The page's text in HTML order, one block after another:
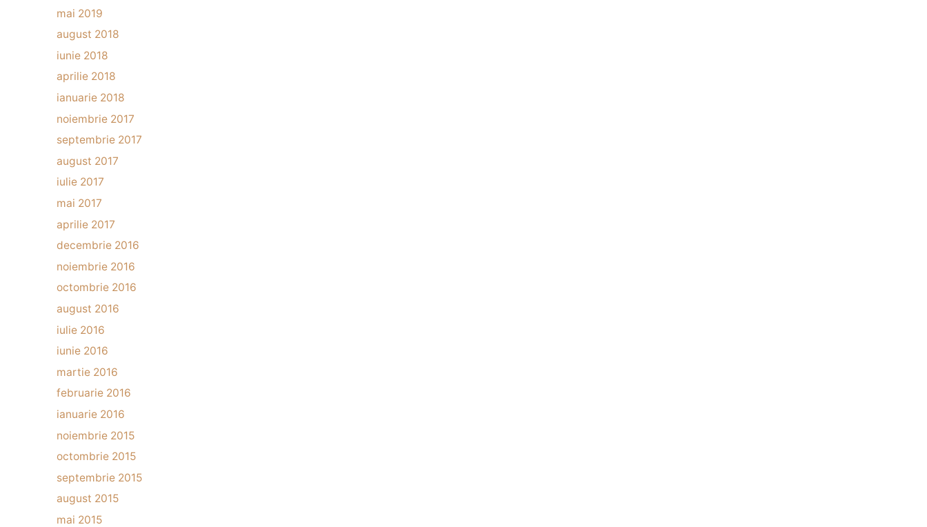
mai 2019
august 2018
iunie 2018
aprilie 2018
ianuarie 2018
noiembrie 2017
septembrie 2017
august 2017
iulie 2017
mai 2017
aprilie 2017
decembrie 2016
noiembrie 2016
octombrie 2016
august 2016
iulie 2016
iunie 2016
martie 2016
februarie 2016
ianuarie 2016
noiembrie 2015
octombrie 2015
septembrie 2015
august 2015
mai 2015